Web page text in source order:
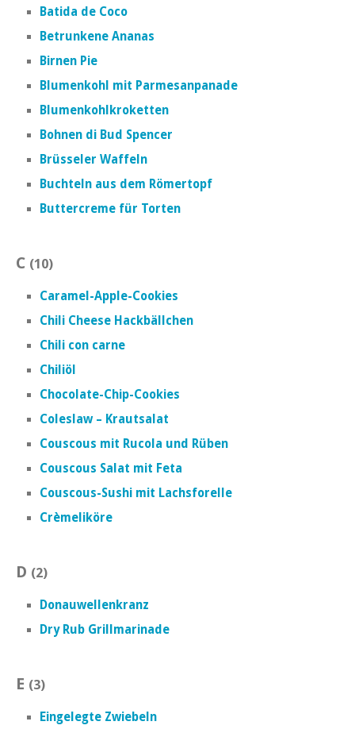
Batida de Coco
Betrunkene Ananas
Birnen Pie
Blumenkohl mit Parmesanpanade
Blumenkohlkroketten
Bohnen di Bud Spencer
Brüsseler Waffeln
Buchteln aus dem Römertopf
Buttercreme für Torten
C (10)
Caramel-Apple-Cookies
Chili Cheese Hackbällchen
Chili con carne
Chiliöl
Chocolate-Chip-Cookies
Coleslaw – Krautsalat
Couscous mit Rucola und Rüben
Couscous Salat mit Feta
Couscous-Sushi mit Lachsforelle
Crèmeliköre
D (2)
Donauwellenkranz
Dry Rub Grillmarinade
E (3)
Eingelegte Zwiebeln